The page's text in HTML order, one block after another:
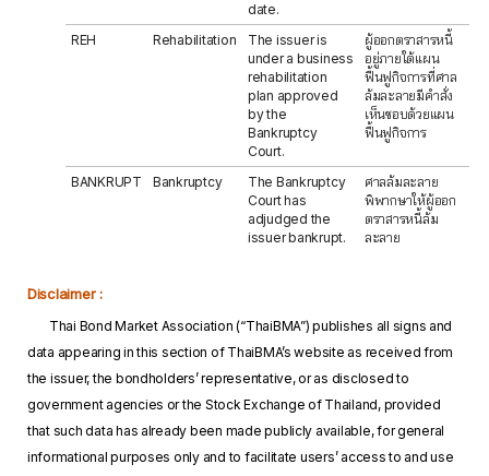
date.
REH Rehabilitation
The issuer is
under a business
rehabilitation
plan approved
by the
Bankruptcy
Court.
ผู้ออกตราสารหนี้
อยู่ภายใต้แผน
ฟื้นฟูกิจการที่ศาล
ล้มละลายมีคำสั่ง
เห็นชอบด้วยแผน
ฟื้นฟูกิจการ
BANKRUPT Bankruptcy
The Bankruptcy
Court has
adjudged the
issuer bankrupt.
ศาลล้มละลาย
พิพากษาให้ผู้ออก
ตราสารหนี้ล้ม
ละลาย
Disclaimer :
Thai Bond Market Association (“ThaiBMA”) publishes all signs and
data appearing in this section of ThaiBMA’s website as received from
the issuer, the bondholders’ representative, or as disclosed to
government agencies or the Stock Exchange of Thailand, provided
that such data has already been made publicly available, for general
informational purposes only and to facilitate users’ access to and use